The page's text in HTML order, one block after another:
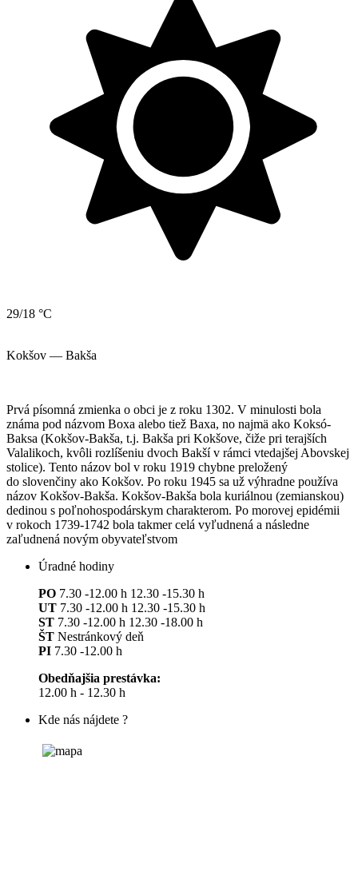
29/18 °C
Kokšov — Bakša
Prvá písomná zmienka o obci je z roku 1302. V minulosti bola
známa pod názvom Boxa alebo tiež Baxa, no najmä ako Koksó-
Baksa (Kokšov-Bakša, t.j. Bakša pri Kokšove, čiže pri terajších
Valalikoch, kvôli rozlíšeniu dvoch Bakší v rámci vtedajšej Abovskej
stolice). Tento názov bol v roku 1919 chybne preložený
do slovenčiny ako Kokšov. Po roku 1945 sa už výhradne používa
názov Kokšov-Bakša. Kokšov-Bakša bola kuriálnou (zemianskou)
dedinou s poľnohospodárskym charakterom. Po morovej epidémii
v rokoch 1739-1742 bola takmer celá vyľudnená a následne
zaľudnená novým obyvateľstvom
Úradné hodiny
PO 7.30 -12.00 h 12.30 -15.30 h
UT 7.30 -12.00 h 12.30 -15.30 h
ST 7.30 -12.00 h 12.30 -18.00 h
ŠT Nestránkový deň
PI 7.30 -12.00 h
Obedňajšia prestávka:
12.00 h - 12.30 h
Kde nás nájdete ?